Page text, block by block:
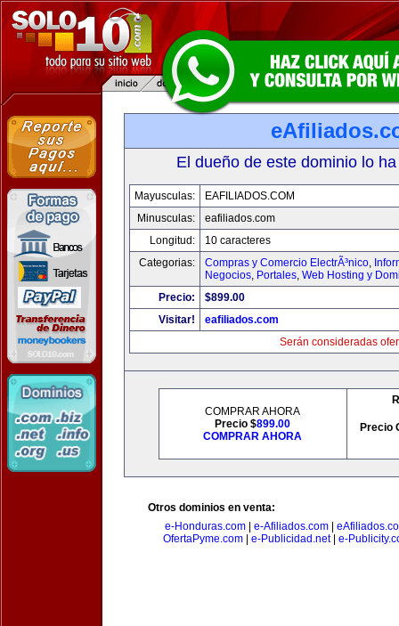
El dueño de este dominio lo
Mayusculas:
EAFILIADOS.COM
Minusculas:
eafiliados.com
Longitud:
10 caracteres
Categorias:
Compras y Comercio ElectrÃ³nico,
Negocios, Portales, Web Hosting y
Precio:
$899.00
Visitar!
eafiliados.com
Serán consideradas
COMPRAR AHORA
Precio $899.00
COMPRAR AHORA
Precio
Otros dominios en venta:
e-Honduras.com| e-Afiliados.com|
OfertaPyme.com| e-Publicidad.net| e-